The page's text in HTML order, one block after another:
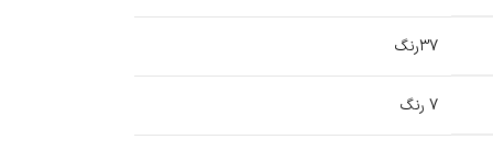
37رنگ
7 رنگ